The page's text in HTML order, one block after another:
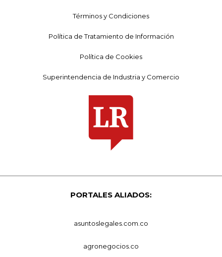
Términos y Condiciones
Política de Tratamiento de Información
Política de Cookies
Superintendencia de Industria y Comercio
PORTALES ALIADOS:
asuntoslegales.com.co
agronegocios.co